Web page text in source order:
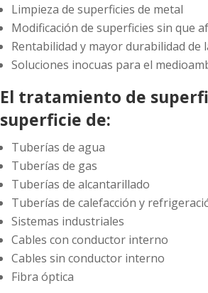
Limpieza de superficies de metal
Modificación de superficies sin que
Rentabilidad y mayor durabilidad de
Soluciones inocuas para el
El tratamiento de
superficie de:
Tuberías de agua
Tuberías de gas
Tuberías de alcantarillado
Tuberías de calefacción y
Sistemas industriales
Cables con conductor interno
Cables sin conductor interno
Fibra óptica